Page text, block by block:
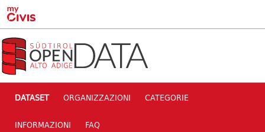
Skip to main content
DATASET ORGANIZZAZIONI CATEGORIE
INFORMAZIONI FAQ